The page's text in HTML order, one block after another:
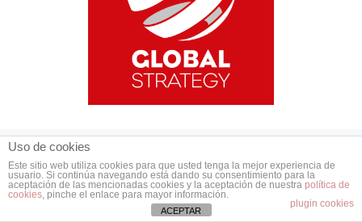
MADOC
Uso de cookies
Este sitio web utiliza cookies para que usted tenga la mejor experiencia de
usuario. Si continúa navegando está dando su consentimiento para la
aceptación de las mencionadas cookies y la aceptación de nuestra política de
cookies, pinche el enlace para mayor información.
plugin cookies
ACEPTAR